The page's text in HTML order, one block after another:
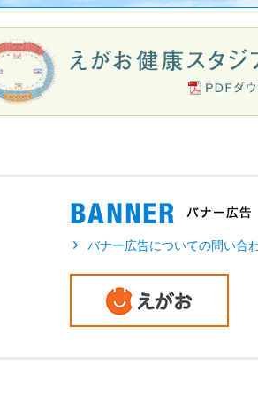
バナー広告についての問い合